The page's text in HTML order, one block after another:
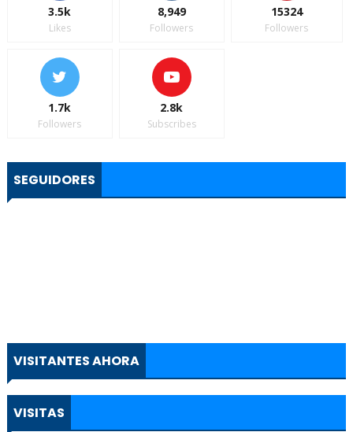
3.5k
Likes
8,949
Followers
15324
Followers
1.7k
Followers
2.8k
Subscribes
SEGUIDORES
VISITANTES AHORA
VISITAS